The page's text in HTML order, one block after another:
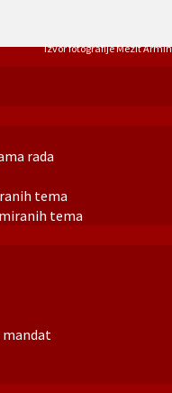
rada
tema
tema
mandat
Izvor fotografije Mezit Armin